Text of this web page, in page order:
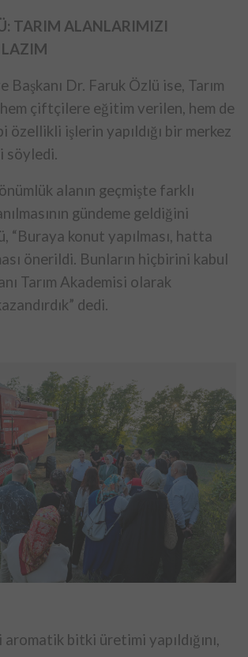
TARIM ALANLARIMIZI
Başkanı Dr. Faruk Özlü ise, Tarım
çiftçilere eğitim verilen, hem de
özellikli işlerin yapıldığı bir merkez
söyledi.
alanın geçmişte farklı
gündeme geldiğini
“Buraya konut yapılması, hatta
önerildi. Bunların hiçbirini kabul
Tarım Akademisi olarak
dedi.
bitki üretimi yapıldığını,